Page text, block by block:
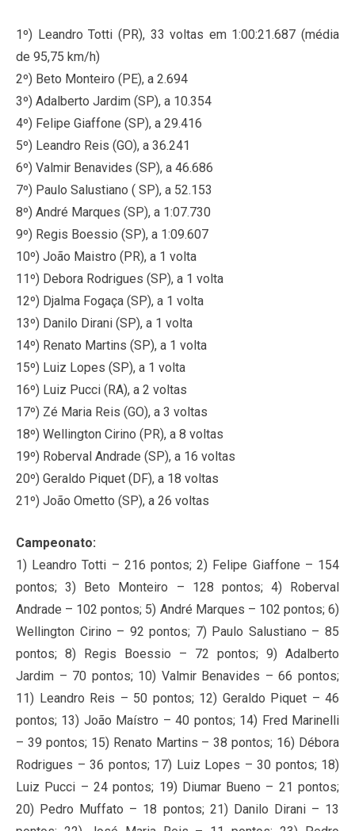
1º) Leandro Totti (PR), 33 voltas em 1:00:21.687 (média
de 95,75 km/h)
2º) Beto Monteiro (PE), a 2.694
3º) Adalberto Jardim (SP), a 10.354
4º) Felipe Giaffone (SP), a 29.416
5º) Leandro Reis (GO), a 36.241
6º) Valmir Benavides (SP), a 46.686
7º) Paulo Salustiano ( SP), a 52.153
8º) André Marques (SP), a 1:07.730
9º) Regis Boessio (SP), a 1:09.607
10º) João Maistro (PR), a 1 volta
11º) Debora Rodrigues (SP), a 1 volta
12º) Djalma Fogaça (SP), a 1 volta
13º) Danilo Dirani (SP), a 1 volta
14º) Renato Martins (SP), a 1 volta
15º) Luiz Lopes (SP), a 1 volta
16º) Luiz Pucci (RA), a 2 voltas
17º) Zé Maria Reis (GO), a 3 voltas
18º) Wellington Cirino (PR), a 8 voltas
19º) Roberval Andrade (SP), a 16 voltas
20º) Geraldo Piquet (DF), a 18 voltas
21º) João Ometto (SP), a 26 voltas
Campeonato:
1) Leandro Totti – 216 pontos; 2) Felipe Giaffone – 154
pontos; 3) Beto Monteiro – 128 pontos; 4) Roberval
Andrade – 102 pontos; 5) André Marques – 102 pontos; 6)
Wellington Cirino – 92 pontos; 7) Paulo Salustiano – 85
pontos; 8) Regis Boessio – 72 pontos; 9) Adalberto
Jardim – 70 pontos; 10) Valmir Benavides – 66 pontos;
11) Leandro Reis – 50 pontos; 12) Geraldo Piquet – 46
pontos; 13) João Maístro – 40 pontos; 14) Fred Marinelli
– 39 pontos; 15) Renato Martins – 38 pontos; 16) Débora
Rodrigues – 36 pontos; 17) Luiz Lopes – 30 pontos; 18)
Luiz Pucci – 24 pontos; 19) Diumar Bueno – 21 pontos;
20) Pedro Muffato – 18 pontos; 21) Danilo Dirani – 13